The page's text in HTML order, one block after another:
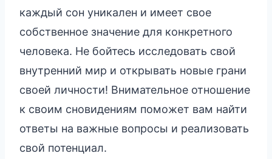
каждый сон уникален и имеет свое
собственное значение для конкретного
человека. Не бойтесь исследовать свой
внутренний мир и открывать новые грани
своей личности! Внимательное отношение
к своим сновидениям поможет вам найти
ответы на важные вопросы и реализовать
свой потенциал.